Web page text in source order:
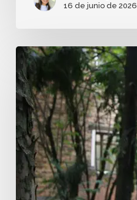
16 de junio de 2026